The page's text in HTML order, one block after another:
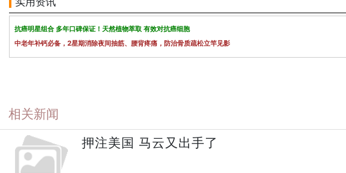
抗癌明星组合 多年口碑保证！天然植物萃取 有效对抗癌细胞
中老年补钙必备，2星期消除夜间抽筋、腰背疼痛，防治骨质疏松立竿见影
相关新闻
押注美国 马云又出手了